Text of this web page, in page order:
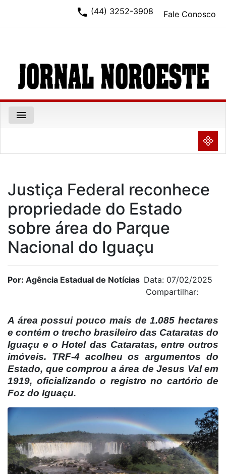
Fale Conosco
phone (44) 3252-3908
menu
NULL
Justiça Federal reconhece
propriedade do Estado
sobre área do Parque
Nacional do Iguaçu
Por: Agência Estadual de Notícias Data: 07/02/2025
Compartilhar:
A área possui pouco mais de 1.085 hectares
e contém o trecho brasileiro das Cataratas do
Iguaçu e o Hotel das Cataratas, entre outros
imóveis. TRF-4 acolheu os argumentos do
Estado, que comprou a área de Jesus Val em
1919, oficializando o registro no cartório de
Foz do Iguaçu.